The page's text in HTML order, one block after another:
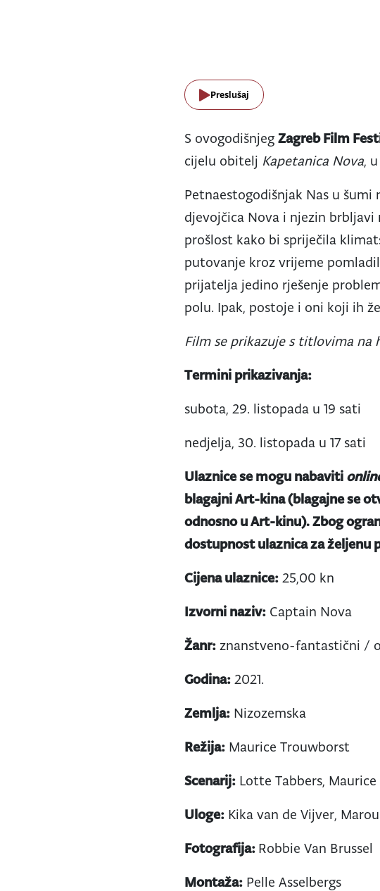
Preslušaj
S ovogodišnjegZagreb Film
cijelu obitelj Kapetanica Nova,
Petnaestogodišnjak Nas u
djevojčica Nova i njezin
prošlost kako bi spriječila
putovanje kroz vrijeme
prijatelja jedino rješenje
polu. Ipak, postoje i oni koji ih
Film se prikazuje s titlovima na
Termini prikazivanja:
subota, 29. listopada u 19 sati
nedjelja, 30. listopada u 17 sati
Ulaznice se mogu nabaviti
blagajni Art-kina (blagajne se
odnosno u Art-kinu). Zbog
dostupnost ulaznica za željenu
Cijena ulaznice: 25,00 kn
Izvorni naziv: Captain Nova
Žanr: znanstveno-fantastični /
Godina: 2021.
Zemlja: Nizozemska
Režija: Maurice Trouwborst
Scenarij: Lotte Tabbers,
Uloge: Kika van de Vijver,
Fotografija: Robbie Van Brussel
Montaža: Pelle Asselbergs